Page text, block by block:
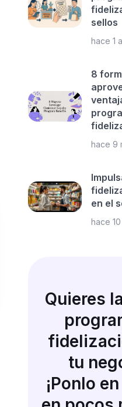
sellos
hace 1
8
hace 9
en el
hace
Quieres
tu
¡Ponlo